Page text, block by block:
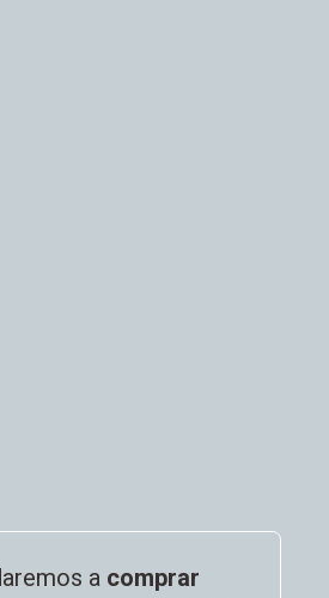
a comprar